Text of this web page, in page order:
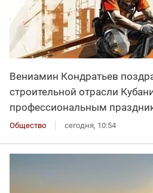
Вениамин Кондратьев
строительной отрасли
профессиональным
Общество сегодня, 10:54